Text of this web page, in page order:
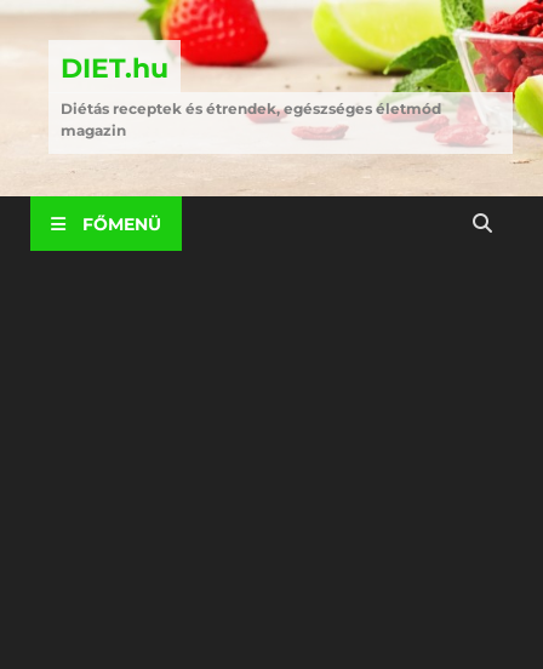
DIET.hu
Diétás receptek és étrendek, egészséges életmód
magazin
FŐMENÜ